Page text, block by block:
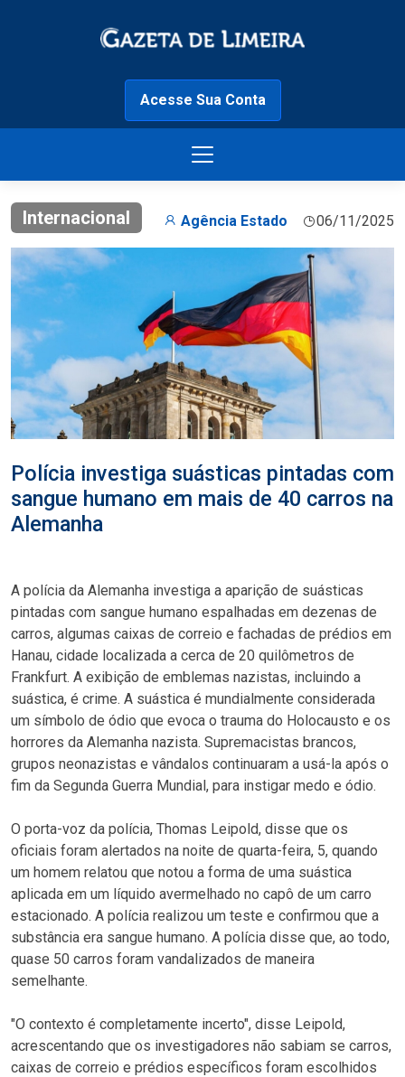
Acesse Sua Conta
Internacional Agência Estado 06/11/2025
Polícia investiga suásticas pintadas com
sangue humano em mais de 40 carros na
Alemanha
A polícia da Alemanha investiga a aparição de suásticas
pintadas com sangue humano espalhadas em dezenas de
carros, algumas caixas de correio e fachadas de prédios em
Hanau, cidade localizada a cerca de 20 quilômetros de
Frankfurt. A exibição de emblemas nazistas, incluindo a
suástica, é crime. A suástica é mundialmente considerada
um símbolo de ódio que evoca o trauma do Holocausto e os
horrores da Alemanha nazista. Supremacistas brancos,
grupos neonazistas e vândalos continuaram a usá-la após o
fim da Segunda Guerra Mundial, para instigar medo e ódio.
O porta-voz da polícia, Thomas Leipold, disse que os
oficiais foram alertados na noite de quarta-feira, 5, quando
um homem relatou que notou a forma de uma suástica
aplicada em um líquido avermelhado no capô de um carro
estacionado. A polícia realizou um teste e confirmou que a
substância era sangue humano. A polícia disse que, ao todo,
quase 50 carros foram vandalizados de maneira
semelhante.
"O contexto é completamente incerto", disse Leipold,
acrescentando que os investigadores não sabiam se carros,
caixas de correio e prédios específicos foram escolhidos